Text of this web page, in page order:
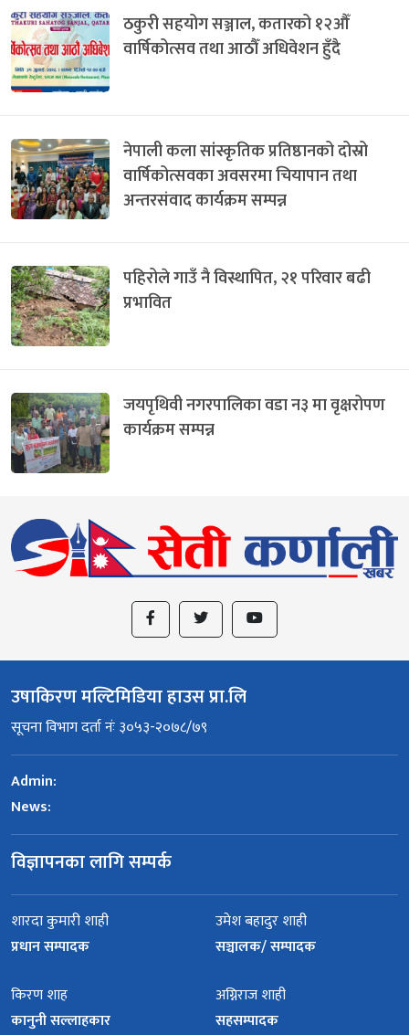
ठकुरी सहयोग सञ्जाल, कतारको १२औँ
वार्षिकोत्सव तथा आठौँ अधिवेशन हुँदै
नेपाली कला सांस्कृतिक प्रतिष्ठानको दोस्रो
वार्षिकोत्सवका अवसरमा चियापान तथा
अन्तरसंवाद कार्यक्रम सम्पन्न
पहिरोले गाउँ नै विस्थापित, २१ परिवार बढी
प्रभावित
जयपृथिवी नगरपालिका वडा न३ मा वृक्षरोपण
कार्यक्रम सम्पन्न
उषाकिरण मल्टिमिडिया हाउस प्रा.लि
सूचना विभाग दर्ता नंः ३०५३-२०७८/७९
Admin:
News:
विज्ञापनका लागि सम्पर्क
शारदा कुमारी शाही
प्रधान सम्पादक
उमेश बहादुर शाही
सञ्चालक/ सम्पादक
किरण शाह
कानुनी सल्लाहकार
अग्निराज शाही
सहसम्पादक